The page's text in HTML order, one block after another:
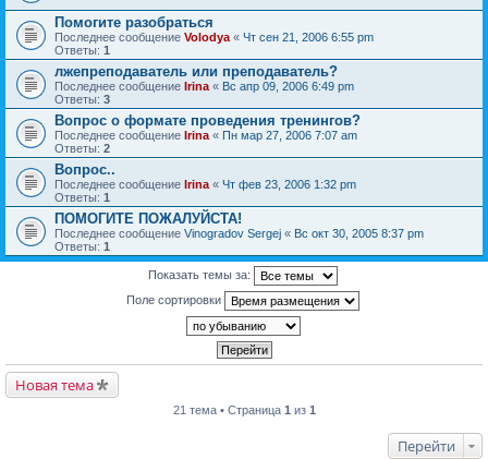
Помогите разобраться
Последнее сообщение Volodya « Чт сен 21, 2006 6:55 pm
Ответы: 1
лжепреподаватель или преподаватель?
Последнее сообщение Irina « Вс апр 09, 2006 6:49 pm
Ответы: 3
Вопрос о формате проведения тренингов?
Последнее сообщение Irina « Пн мар 27, 2006 7:07 am
Ответы: 2
Вопрос..
Последнее сообщение Irina « Чт фев 23, 2006 1:32 pm
Ответы: 1
ПОМОГИТЕ ПОЖАЛУЙСТА!
Последнее сообщение Vinogradov Sergej « Вс окт 30, 2005 8:37 pm
Ответы: 1
Показать темы за:
Поле сортировки
Новая тема
21 тема • Страница 1 из 1
Перейти